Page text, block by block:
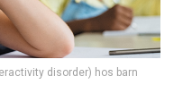
disorder) hos barn